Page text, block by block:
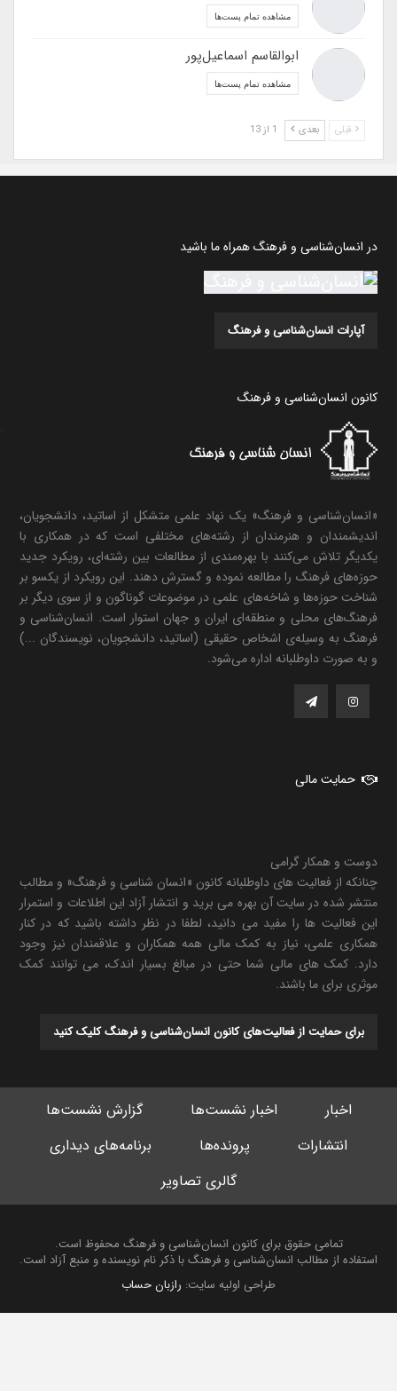
مشاهده تمام پست‌ها
ابوالقاسم اسماعیل‌پور
مشاهده تمام پست‌ها
قبلی بعدی
در انسان‌شناسی و فرهنگ همراه ما باشید
آپارات انسان‌شناسی و فرهنگ
کانون انسان‌شناسی و فرهنگ
«انسان‌شناسی و فرهنگ» یک نهاد علمی متشکل از اساتید، دانشجویان،
اندیشمندان و هنرمندان از رشته‌های مختلفی است که در همکاری با
یکدیگر تلاش می‌کنند با بهره‌مندی از مطالعات بین رشته‌ای، رویکرد جدید
حوزه‌های فرهنگ را مطالعه نموده و گسترش دهند. این رویکرد از یکسو بر
شناخت حوزه‌ها و شاخه‌های علمی در موضوعات گوناگون و از سوی دیگر بر
فرهنگ‌های محلی و منطقه‌ای ایران و جهان استوار است. انسان‌شناسی و
فرهنگ به وسیله‌ی اشخاص حقیقی (اساتید، دانشجویان، نویسندگان ...)
و به صورت داوطلبانه اداره می‌شود.
حمایت مالی
دوست و همکار گرامی
چنانکه از فعالیت های داوطلبانه کانون «انسان شناسی و فرهنگ» و مطالب
منتشر شده در سایت آن بهره می برید و انتشار آزاد این اطلاعات و استمرار
این فعالیت ها را مفید می دانید، لطفا در نظر داشته باشید که در کنار
همکاری علمی، نیاز به کمک مالی همه همکاران و علاقمندان نیز وجود
دارد. کمک های مالی شما حتی در مبالغ بسیار اندک، می توانند کمک
موثری برای ما باشند.
برای حمایت از فعالیت‌های کانون انسان‌شناسی و فرهنگ کلیک کنید
اخبار اخبار نشست‌ها
گزارش نشست‌ها
انتشارات
پرونده‌ها
برنامه‌های دیداری
گالری تصاویر
تمامی حقوق برای کانون انسان‌شناسی و فرهنگ محفوظ است.
استفاده از مطالب انسان‌شناسی و فرهنگ با ذکر نام نویسنده و منبع آزاد است.
طراحی اولیه سایت:رازبان حساب